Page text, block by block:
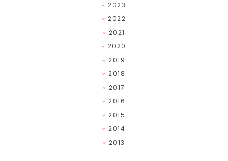
2023
2022
2021
2020
2019
2018
2017
2016
2015
2014
2013